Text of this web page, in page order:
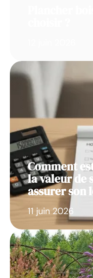
Comment
la valeur de
assurer son
11 juin 2026